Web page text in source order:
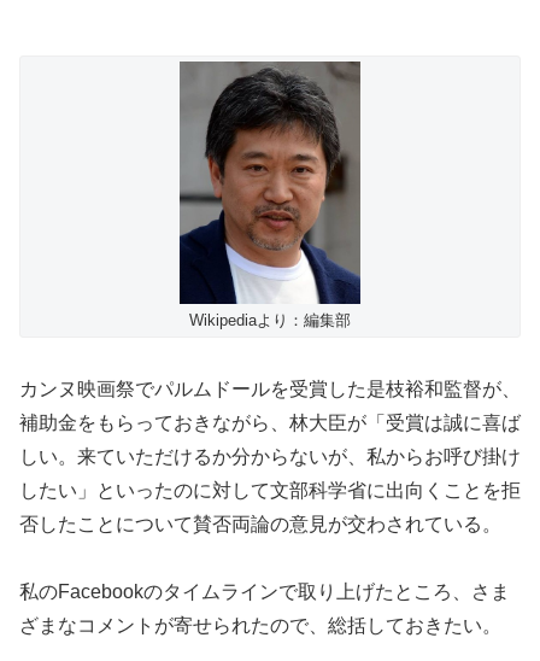
Wikipediaより：編集部
カンヌ映画祭でパルムドールを受賞した是枝裕和監督が、
補助金をもらっておきながら、林大臣が「受賞は誠に喜ば
しい。来ていただけるか分からないが、私からお呼び掛け
したい」といったのに対して文部科学省に出向くことを拒
否したことについて賛否両論の意見が交わされている。
私のFacebookのタイムラインで取り上げたところ、さま
ざまなコメントが寄せられたので、総括しておきたい。